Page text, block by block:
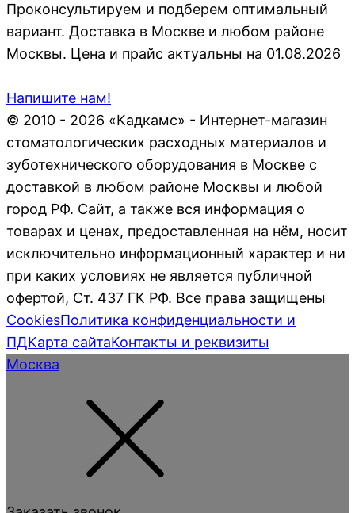
Проконсультируем и подберем оптимальный
вариант. Доставка в Москве и любом районе
Москвы. Цена и прайс актуальны на 01.08.2026
Напишите нам!
© 2010 - 2026 «Кадкамс» - Интернет-магазин
стоматологических расходных материалов и
зуботехнического оборудования в Москве с
доставкой в любом районе Москвы и любой
город РФ. Сайт, а также вся информация о
товарах и ценах, предоставленная на нём, носит
исключительно информационный характер и ни
при каких условиях не является публичной
офертой, Ст. 437 ГК РФ. Все права защищены
CookiesПолитика конфиденциальности и
ПДКарта сайтаКонтакты и реквизиты
Москва